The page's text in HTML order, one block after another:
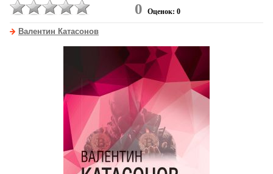
0 Оценок: 0
Валентин Катасонов